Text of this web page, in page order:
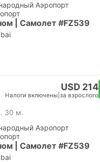
Аэропорт
| Самолет #FZ539
USD 214
Налоги включены за взрослого
30 м.
Аэропорт
| Самолет #FZ539